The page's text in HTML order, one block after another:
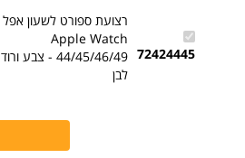
72424445
רצועת ספורט לשעון אפל
Apple Watch
44/45/46/49 - צבע ורוד
לבן